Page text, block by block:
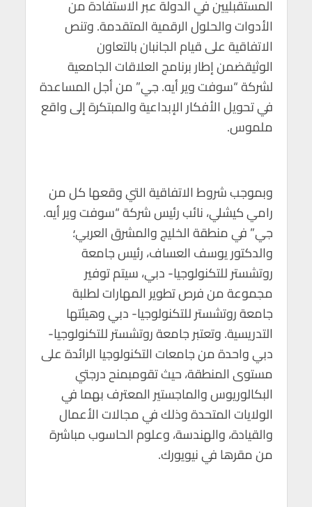
المستقبليين في الدولة عبر الاستفادة من
الأدوات والحلول الرقمية المتقدمة. وتنص
الاتفاقية على قيام الجانبان بالتعاون
الوثيقضمن إطار برنامج العلاقات الجامعية
لشركة “سوفت وير أيه. جي” من أجل المساعدة
في تحويل الأفكار الإبداعية والمبتكرة إلى واقع
ملموس.
وبموجب شروط الاتفاقية التي وقعها كل من
رامي كيشلي، نائب رئيس شركة “سوفت وير أيه.
جي” في منطقة الخليج والمشرق العربي؛
والدكتور يوسف العساف، رئيس جامعة
روتشستر للتكنولوجيا- دبي، سيتم توفير
مجموعة من فرص تطوير المهارات لطلبة
جامعة روتشستر للتكنولوجيا- دبي وهيئتها
التدريسية. وتعتبر جامعة روتشستر للتكنولوجيا-
دبي واحدة من جامعات التكنولوجيا الرائدة على
مستوى المنطقة، حيث تقومبمنح درجتي
البكالوريوس والماجستير المعترف بهما في
الولايات المتحدة وذلك في مجالات الأعمال
والقيادة، والهندسة، وعلوم الحاسوب مباشرة
من مقرها في نيويورك.